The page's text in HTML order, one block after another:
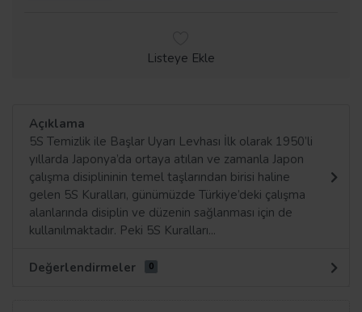
Listeye Ekle
Açıklama
5S Temizlik ile Başlar Uyarı Levhası İlk olarak 1950’li
yıllarda Japonya’da ortaya atılan ve zamanla Japon
çalışma disiplininin temel taşlarından birisi haline
gelen 5S Kuralları, günümüzde Türkiye’deki çalışma
alanlarında disiplin ve düzenin sağlanması için de
kullanılmaktadır. Peki 5S Kuralları...
Değerlendirmeler 0